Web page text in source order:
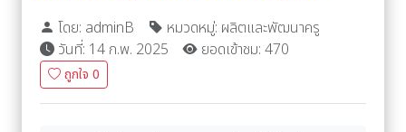
โดย: adminB
หมวดหมู่: ผลิตและพัฒนาครู
วันที่: 14 ก.พ. 2025
ยอดเข้าชม: 470
ถูกใจ 0